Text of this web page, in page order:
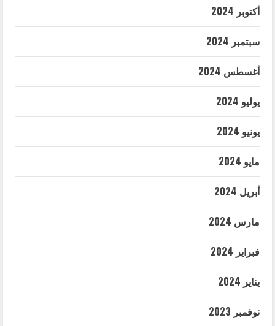
أكتوبر 2024
سبتمبر 2024
أغسطس 2024
يوليو 2024
يونيو 2024
مايو 2024
أبريل 2024
مارس 2024
فبراير 2024
يناير 2024
نوفمبر 2023